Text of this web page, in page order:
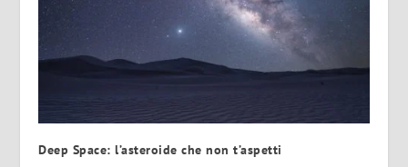
Deep Space: l’asteroide che non t’aspetti